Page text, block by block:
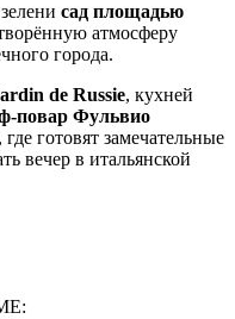
сад площадью
атмосферу
города.
de Russie, кухней
повар Фульвио
, где готовят замечательные
вечер в итальянской